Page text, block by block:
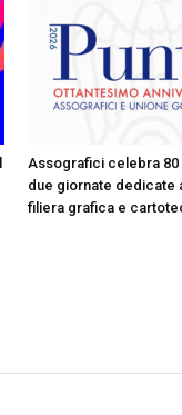
Assografici celebra 80
due giornate dedicate
filiera grafica e